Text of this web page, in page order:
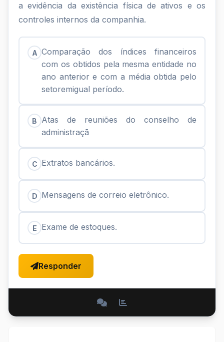
a evidência da existência física de ativos e os
controles internos da companhia.
A Comparação dos índices financeiros
com os obtidos pela mesma entidade no
ano anterior e com a média obtida pelo
setoremigual período.
B
Atas de reuniões do conselho de
administraçã
C Extratos bancários.
D Mensagens de correio eletrônico.
E Exame de estoques.
Responder